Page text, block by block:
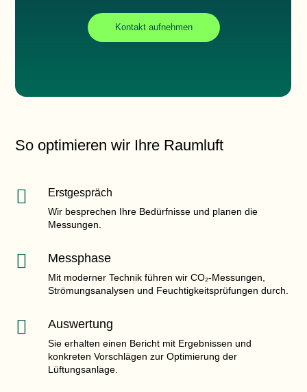
Kontakt aufnehmen
So optimieren wir Ihre Raumluft
 Erstgespräch
Wir besprechen Ihre Bedürfnisse und planen die
Messungen.
 Messphase
Mit moderner Technik führen wir CO₂-Messungen
Strömungsanalysen und Feuchtigkeitsprüfungen durch.
 Auswertung
Sie erhalten einen Bericht mit Ergebnissen und
konkreten Vorschlägen zur Optimierung der
Lüftungsanlage.